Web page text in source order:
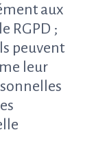
aux
RGPD ;
peuvent
leur